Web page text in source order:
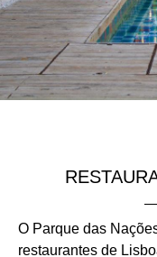
O Parque das
restaurantes de